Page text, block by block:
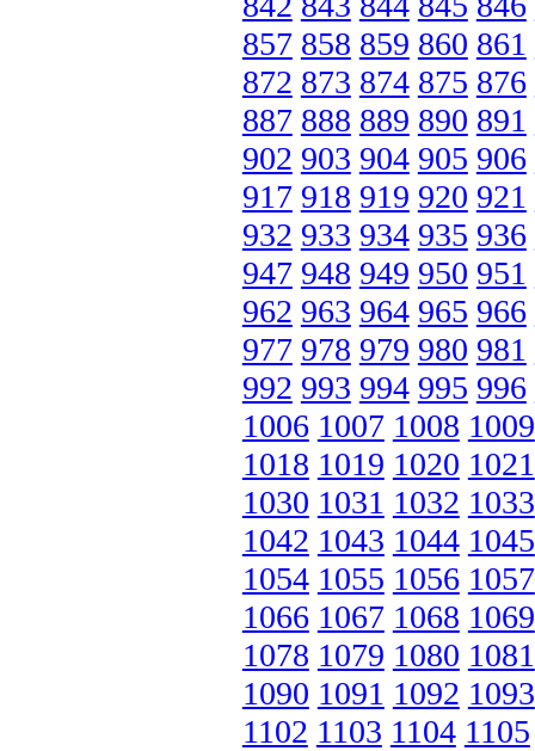
857 858 859 860 861
872 873 874 875 876
887 888 889 890 891
902 903 904 905 906
917 918 919 920 921
932 933 934 935 936
947 948 949 950 951
962 963 964 965 966
977 978 979 980 981
992 993 994 995 996
1006 1007 1008 1009
1018 1019 1020 1021
1030 1031 1032 1033
1042 1043 1044 1045
1054 1055 1056 1057
1066 1067 1068 1069
1078 1079 1080 1081
1090 1091 1092 1093
1102 1103 1104 1105